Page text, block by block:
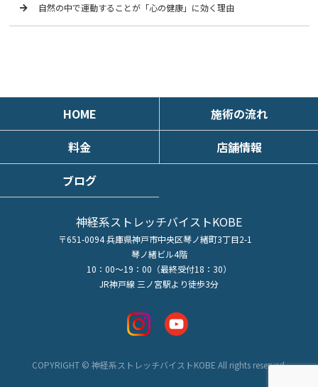
自然の中で運動することが「心の健康」に効く理由
HOME
施術の流れ
料金
店舗情報
ブログ
神経系ストレッチバイストKOBE
〒651-0094 兵庫県神戸市中央区琴ノ緒町3丁目2-1
琴ノ緒ビル4階
10：00～19：00（最終受付18：30）
JR神戸線 三ノ宮駅より徒歩3分
COPYRIGHT © 神経系ストレッチバイストKOBE All rights reserved.